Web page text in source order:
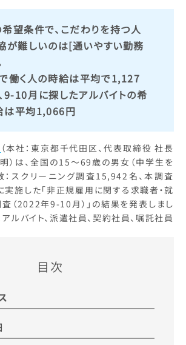
望条件で、こだわりを持つ人
が難しいのは[通いやすい勤務
働く人の時給は平均で1,127
9-10月に探したアルバイトの希
は平均1,066円
（本社：東京都千代田区、代表取締役 社長
）は、全国の15～69歳の男女（中学生を
：スクリーニング調査15,942名、本調査
施した「非正規雇用に関する求職者・就
（2022年9-10月）」の結果を発表しまし
ルバイト、派遣社員、契約社員、嘱託社員
目次